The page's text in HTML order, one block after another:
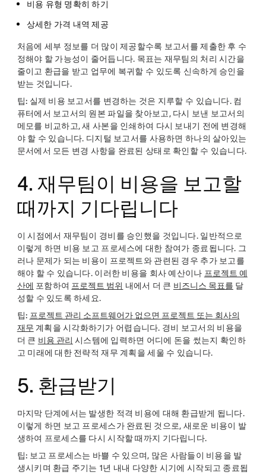
비용 유형 명확히 하기
상세한 가격 내역 제공
처음에 세부 정보를 더 많이 제공할수록 보고서를 제출한 후 수
정해야 할 가능성이 줄어듭니다. 목표는 재무팀의 처리 시간을
줄이고 환급을 받고 업무에 복귀할 수 있도록 신속하게 승인을
받는 것입니다.
팁: 실제 비용 보고서를 변경하는 것은 지루할 수 있습니다. 컴
퓨터에서 보고서의 원본 파일을 찾아보고, 다시 보낸 보고서의
메모를 비교하고, 새 사본을 인쇄하여 다시 보내기 전에 변경해
야 할 수 있습니다. 디지털 보고서를 사용하면 하나의 살아있는
문서에서 모든 변경 사항을 완료된 상태로 확인할 수 있습니다.
4. 재무팀이 비용을 보고할
때까지 기다립니다
이 시점에서 재무팀이 경비를 승인했을 것입니다. 일반적으로
이렇게 하면 비용 보고 프로세스에 대한 참여가 종료됩니다. 그
러나 문제가 되는 비용이 프로젝트와 관련된 경우 추가 보고를
해야 할 수 있습니다. 이러한 비용을 회사 예산이나 프로젝트 예
산에 포함하여 프로젝트 범위 내에서 더 큰 비즈니스 목표를 달
성할 수 있도록 하세요.
팁: 프로젝트 관리 소프트웨어가 없으면 프로젝트 또는 회사의
재무 계획을 시각화하기가 어렵습니다. 경비 보고서의 비용을
더 큰 비용 관리 시스템에 입력하면 어디에 돈을 썼는지 확인하
고 미래에 대한 전략적 재무 계획을 세울 수 있습니다.
5. 환급받기
마지막 단계에서는 발생한 적격 비용에 대해 환급받게 됩니다.
이렇게 하면 보고 프로세스가 완료된 것으로, 새로운 비용이 발
생하여 프로세스를 다시 시작할 때까지 기다립니다.
팁: 보고 프로세스는 바쁠 수 있으며, 많은 사람들이 비용을 발
생시키며 환급 주기는 1년 내내 다양한 시기에 시작되고 종료됩